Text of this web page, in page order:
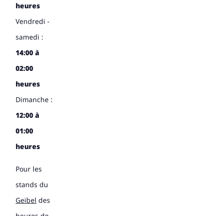
heures
Vendredi -
samedi :
14:00 à
02:00
heures
Dimanche :
12:00 à
01:00
heures
Pour les
stands du
Geibel des